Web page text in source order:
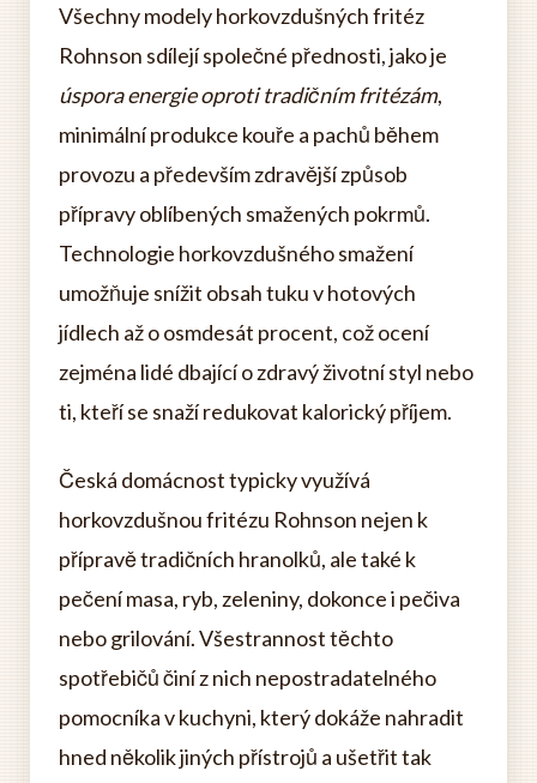
Všechny modely horkovzdušných fritéz
Rohnson sdílejí společné přednosti, jako je
úspora energie oproti tradičním fritézám,
minimální produkce kouře a pachů během
provozu a především zdravější způsob
přípravy oblíbených smažených pokrmů.
Technologie horkovzdušného smažení
umožňuje snížit obsah tuku v hotových
jídlech až o osmdesát procent, což ocení
zejména lidé dbající o zdravý životní styl nebo
ti, kteří se snaží redukovat kalorický příjem.
Česká domácnost typicky využívá
horkovzdušnou fritézu Rohnson nejen k
přípravě tradičních hranolků, ale také k
pečení masa, ryb, zeleniny, dokonce i pečiva
nebo grilování. Všestrannost těchto
spotřebičů činí z nich nepostradatelného
pomocníka v kuchyni, který dokáže nahradit
hned několik jiných přístrojů a ušetřit tak